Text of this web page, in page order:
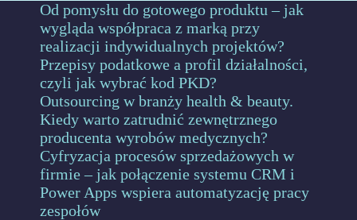
Od pomysłu do gotowego produktu – jak
wygląda współpraca z marką przy
realizacji indywidualnych projektów?
Przepisy podatkowe a profil działalności,
czyli jak wybrać kod PKD?
Outsourcing w branży health & beauty.
Kiedy warto zatrudnić zewnętrznego
producenta wyrobów medycznych?
Cyfryzacja procesów sprzedażowych w
firmie – jak połączenie systemu CRM i
Power Apps wspiera automatyzację pracy
zespołów